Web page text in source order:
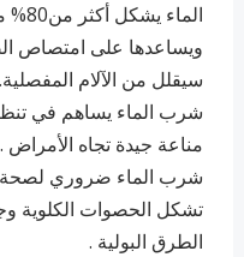
ويساعدها على امتصاص
سيقلل من الآلام المفصلية.
شرب الماء يساهم في
مناعة جيدة تجاه الأمراض .
شرب الماء ضروري لصحة
تشكل الحصوات الكلوية
الطرق البولية .